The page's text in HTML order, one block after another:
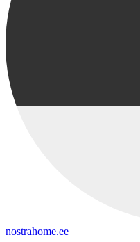
nostrahome.ee